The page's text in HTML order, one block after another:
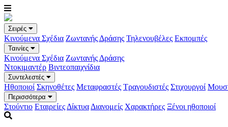
Σειρές
Κινούμενα Σχέδια Ζωντανής Δράσης Τηλενουβέλες Εκπομπές
Ταινίες
Κινούμενα Σχέδια Ζωντανής Δράσης
Ντοκιμαντέρ Βιντεοπαιχνίδια
Συντελεστές
Ηθοποιοί Σκηνοθέτες Μεταφραστές Τραγουδιστές Στιχουργοί
Περισσότερα
Στούντιο Εταιρείες Δίκτυα Διανομείς Χαρακτήρες Ξένοι ηθοποιοί